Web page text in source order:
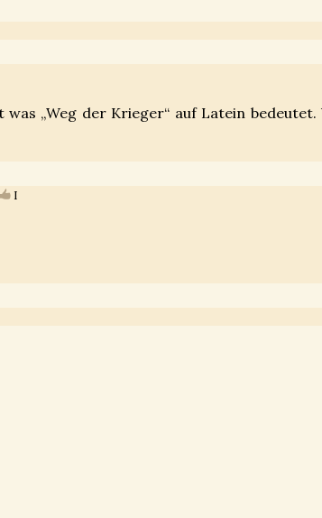
„Weg der Krieger“ auf Latein bedeutet.
I